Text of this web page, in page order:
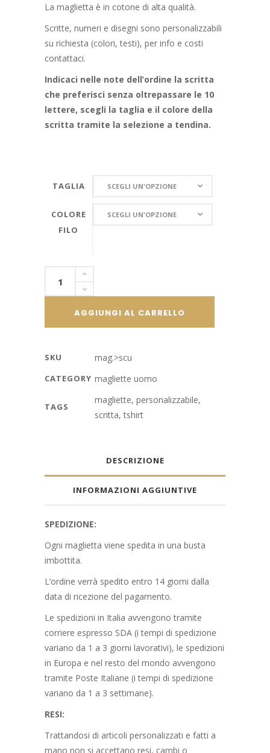
La maglietta è in cotone di alta qualità.
Scritte, numeri e disegni sono personalizzabili
su richiesta (colori, testi), per info e costi
contattaci.
Indicaci nelle note dell’ordine la scritta
che preferisci senza oltrepassare le 10
lettere, scegli la taglia e il colore della
scritta tramite la selezione a tendina.
TAGLIA SCEGLI UN'OPZIONE
TAGLIA
COLORE
FILO
SCEGLI UN'OPZIONE
COLORE
scritta
AGGIUNGI AL CARRELLO
SKU mag.>scu
CATEGORY magliette uomo
TAGS
magliette, personalizzabile,
scritta,tshirt
DESCRIZIONE
INFORMAZIONI AGGIUNTIVE
SPEDIZIONE:
Ogni maglietta viene spedita in una busta
imbottita.
L’ordine verrà spedito entro 14 giorni dalla
data di ricezione del pagamento.
Le spedizioni in Italia avvengono tramite
corriere espresso SDA (i tempi di spedizione
variano da 1 a 3 giorni lavorativi), le spedizioni
in Europa e nel resto del mondo avvengono
tramite Poste Italiane (i tempi di spedizione
variano da 1 a 3 settimane).
RESI:
Trattandosi di articoli personalizzati e fatti a
mano non si accettano resi, cambi o